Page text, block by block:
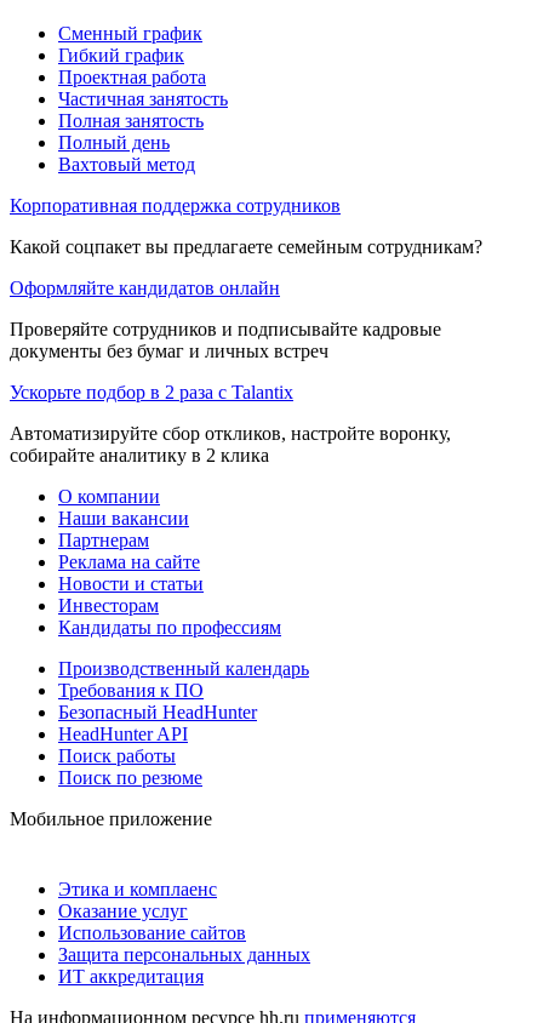
Сменный график
Гибкий график
Проектная работа
Частичная занятость
Полная занятость
Полный день
Вахтовый метод
Корпоративная поддержка сотрудников
Какой соцпакет вы предлагаете семейным сотрудникам?
Оформляйте кандидатов онлайн
Проверяйте сотрудников и подписывайте кадровые
документы без бумаг и личных встреч
Ускорьте подбор в 2 раза с Talantix
Автоматизируйте сбор откликов, настройте воронку,
собирайте аналитику в 2 клика
О компании
Наши вакансии
Партнерам
Реклама на сайте
Новости и статьи
Инвесторам
Кандидаты по профессиям
Производственный календарь
Требования к ПО
Безопасный HeadHunter
HeadHunter API
Поиск работы
Поиск по резюме
Мобильное приложение
Этика и комплаенс
Оказание услуг
Использование сайтов
Защита персональных данных
ИТ аккредитация
На информационном ресурсе hh.ru применяются